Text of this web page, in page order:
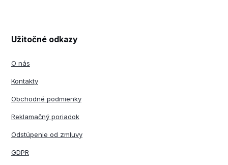
Užitočné odkazy
O nás
Kontakty
Obchodné podmienky
Reklamačný poriadok
Odstúpenie od zmluvy
GDPR